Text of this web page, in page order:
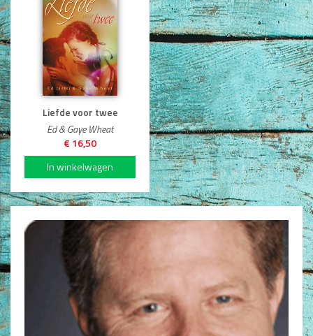
Bijbel en Wetenschap
Alphacursus
Vervolgde kerk
Evangelisatie en Zending
Kerk en Israël
Gemeenteleven en Leiderschap
Pastoraat
Romans en Verhalen
Non-Fictie
Alle producten
Films en Luisterboeken
Liefde voor twee
Ed & Gaye Wheat
€ 16,50